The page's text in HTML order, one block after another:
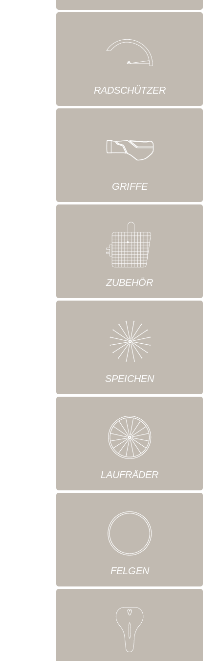
RADSCHÜTZER
GRIFFE
ZUBEHÖR
SPEICHEN
LAUFRÄDER
FELGEN